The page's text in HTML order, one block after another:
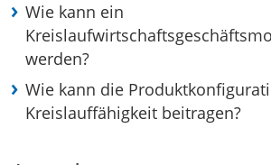
Wie kann ein
werden?
Wie kann die
Kreislauffähigkeit beitragen?